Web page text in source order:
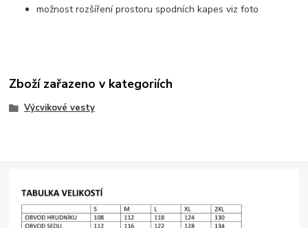
možnost rozšíření prostoru spodních kapes viz foto
Zboží zařazeno v kategoriích
Výcvikové vesty